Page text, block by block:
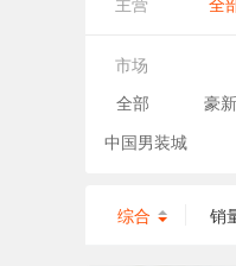
主营 全
市场
全部
豪
中国男装城
综合 销